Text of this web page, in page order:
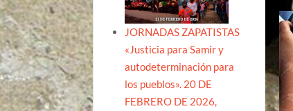
JORNADAS ZAPATISTAS
«Justicia para Samir y
autodeterminación para
los pueblos». 20 DE
FEBRERO DE 2026,